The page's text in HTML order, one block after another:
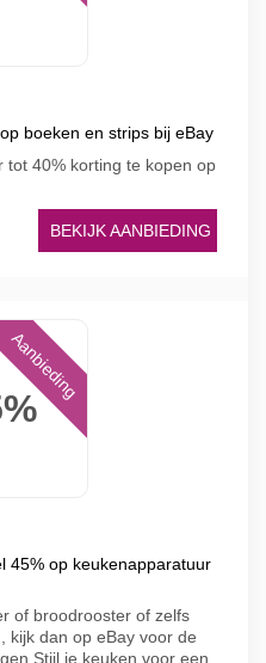
boeken en strips bij eBay
40% korting te kopen op
BEKIJK AANBIEDING
Aanbieding
45% op keukenapparatuur
of broodrooster of zelfs
kijk dan op eBay voor de
Stijl je keuken voor een